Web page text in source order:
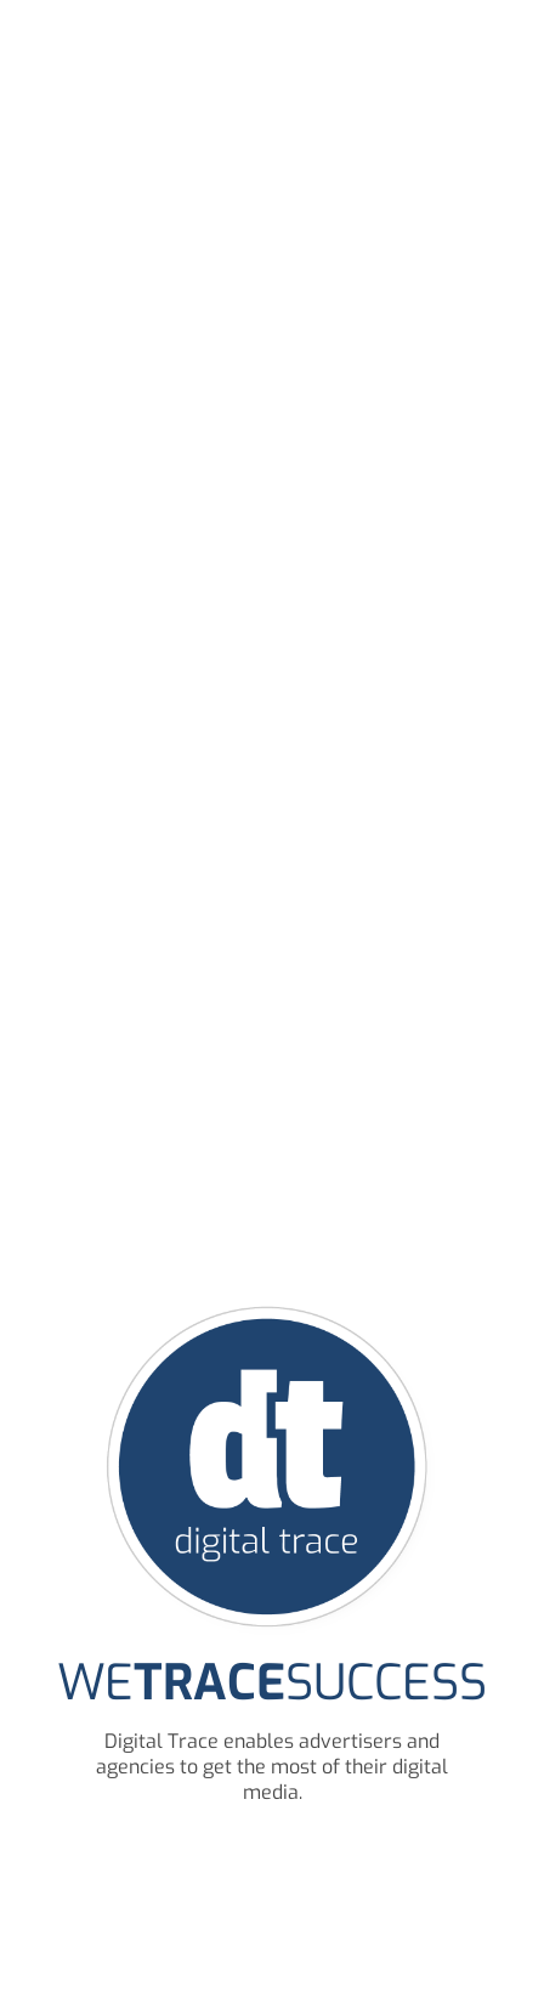
WETRACESUCCESS
Digital Trace enables advertisers and
agencies to get the most of their digital
media.